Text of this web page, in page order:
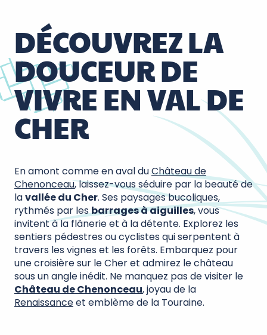
DÉCOUVREZ LA
DOUCEUR DE
VIVRE EN VAL DE
CHER
En amont comme en aval duChâteau de
Chenonceau, laissez-vous séduire par la beauté de
lavallée du Cher. Ses paysages bucoliques,
rythmés par lesbarrages à aiguilles, vous
invitent à la flânerie et à la détente. Explorez les
sentiers pédestres ou cyclistes qui serpentent à
travers les vignes et les forêts. Embarquez pour
une croisière sur le Cher et admirez le château
sous un angle inédit. Ne manquez pas de visiter le
Château de Chenonceau, joyau de la
Renaissanceet emblème de la Touraine.